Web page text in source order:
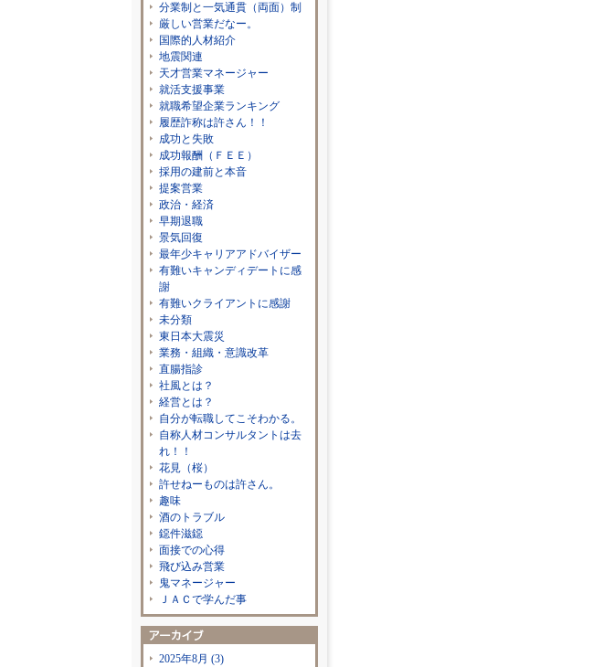
分業制と一気通貫（両面）制
厳しい営業だなー。
国際的人材紹介
地震関連
天才営業マネージャー
就活支援事業
就職希望企業ランキング
履歴詐称は許さん！！
成功と失敗
成功報酬（ＦＥＥ）
採用の建前と本音
提案営業
政治・経済
早期退職
景気回復
最年少キャリアアドバイザー
有難いキャンディデートに感
謝
有難いクライアントに感謝
未分類
東日本大震災
業務・組織・意識改革
直腸指診
社風とは？
経営とは？
自分が転職してこそわかる。
自称人材コンサルタントは去
れ！！
花見（桜）
許せねーものは許さん。
趣味
酒のトラブル
鐚件滋鐚
面接での心得
飛び込み営業
鬼マネージャー
ＪＡＣで学んだ事
2025年8月 (3)